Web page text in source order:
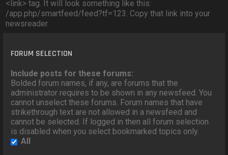
<link> tag. It will look something like this:
/app.php/smartfeed/feed?tf=123. Copy that link into your
newsreader.
FORUM SELECTION
Include posts for these forums:
Bolded forum names, if any, are forums that the
administrator requires to be shown in any newsfeed. You
cannot unselect these forums. Forum names that have
strikethrough text are not allowed in a newsfeed and
cannot be selected. If logged in then all forum selection
is disabled when you select bookmarked topics only.
All